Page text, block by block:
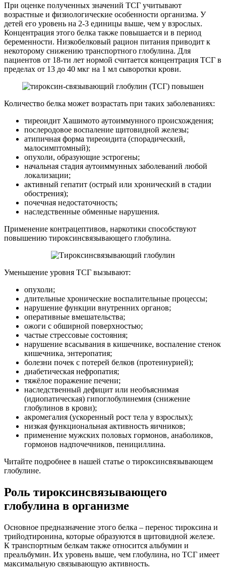
При оценке полученных значений ТСГ учитывают
возрастные и физиологические особенности организма. У
детей его уровень на 2-3 единицы выше, чем у взрослых.
Концентрация этого белка также повышается и в период
беременности. Низкобелковый рацион питания приводит к
некоторому снижению транспортного глобулина. Для
пациентов от 18-ти лет нормой считается концентрация ТСГ в
пределах от 13 до 40 мкг на 1 мл сыворотки крови.
Количество белка может возрастать при таких заболеваниях:
тиреоидит Хашимото аутоиммунного происхождения;
послеродовое воспаление щитовидной железы;
атипичная форма тиреоидита (спорадический,
малосимптомный);
опухоли, образующие эстрогены;
начальная стадия аутоиммунных заболеваний любой
локализации;
активный гепатит (острый или хронический в стадии
обострения);
почечная недостаточность;
наследственные обменные нарушения.
Применение контрацептивов, наркотики способствуют
повышению тироксинсвязывающего глобулина.
Уменьшение уровня ТСГ вызывают:
опухоли;
длительные хронические воспалительные процессы;
нарушение функции внутренних органов;
оперативные вмешательства;
ожоги с обширной поверхностью;
частые стрессовые состояния;
нарушение всасывания в кишечнике, воспаление стенок
кишечника, энтеропатия;
болезни почек с потерей белков (протеинурией);
диабетическая нефропатия;
тяжёлое поражение печени;
наследственный дефицит или необъяснимая
(идиопатическая) гипоглобулинемия (снижение
глобулинов в крови);
акромегалия (ускоренный рост тела у взрослых);
низкая функциональная активность яичников;
применение мужских половых гормонов, анаболиков,
гормонов надпочечников, пенициллина.
Читайте подробнее в нашей статье о тироксинсвязывающем
глобулине.
Роль тироксинсвязывающего
глобулина в организме
Основное предназначение этого белка – перенос тироксина и
трийодтиронина, которые образуются в щитовидной железе.
К транспортным белкам также относится альбумин и
преальбумин. Их уровень выше, чем глобулина, но ТСГ имеет
максимальную связывающую активность.